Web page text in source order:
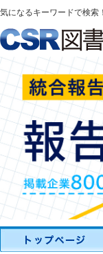
気になるキーワードで検索